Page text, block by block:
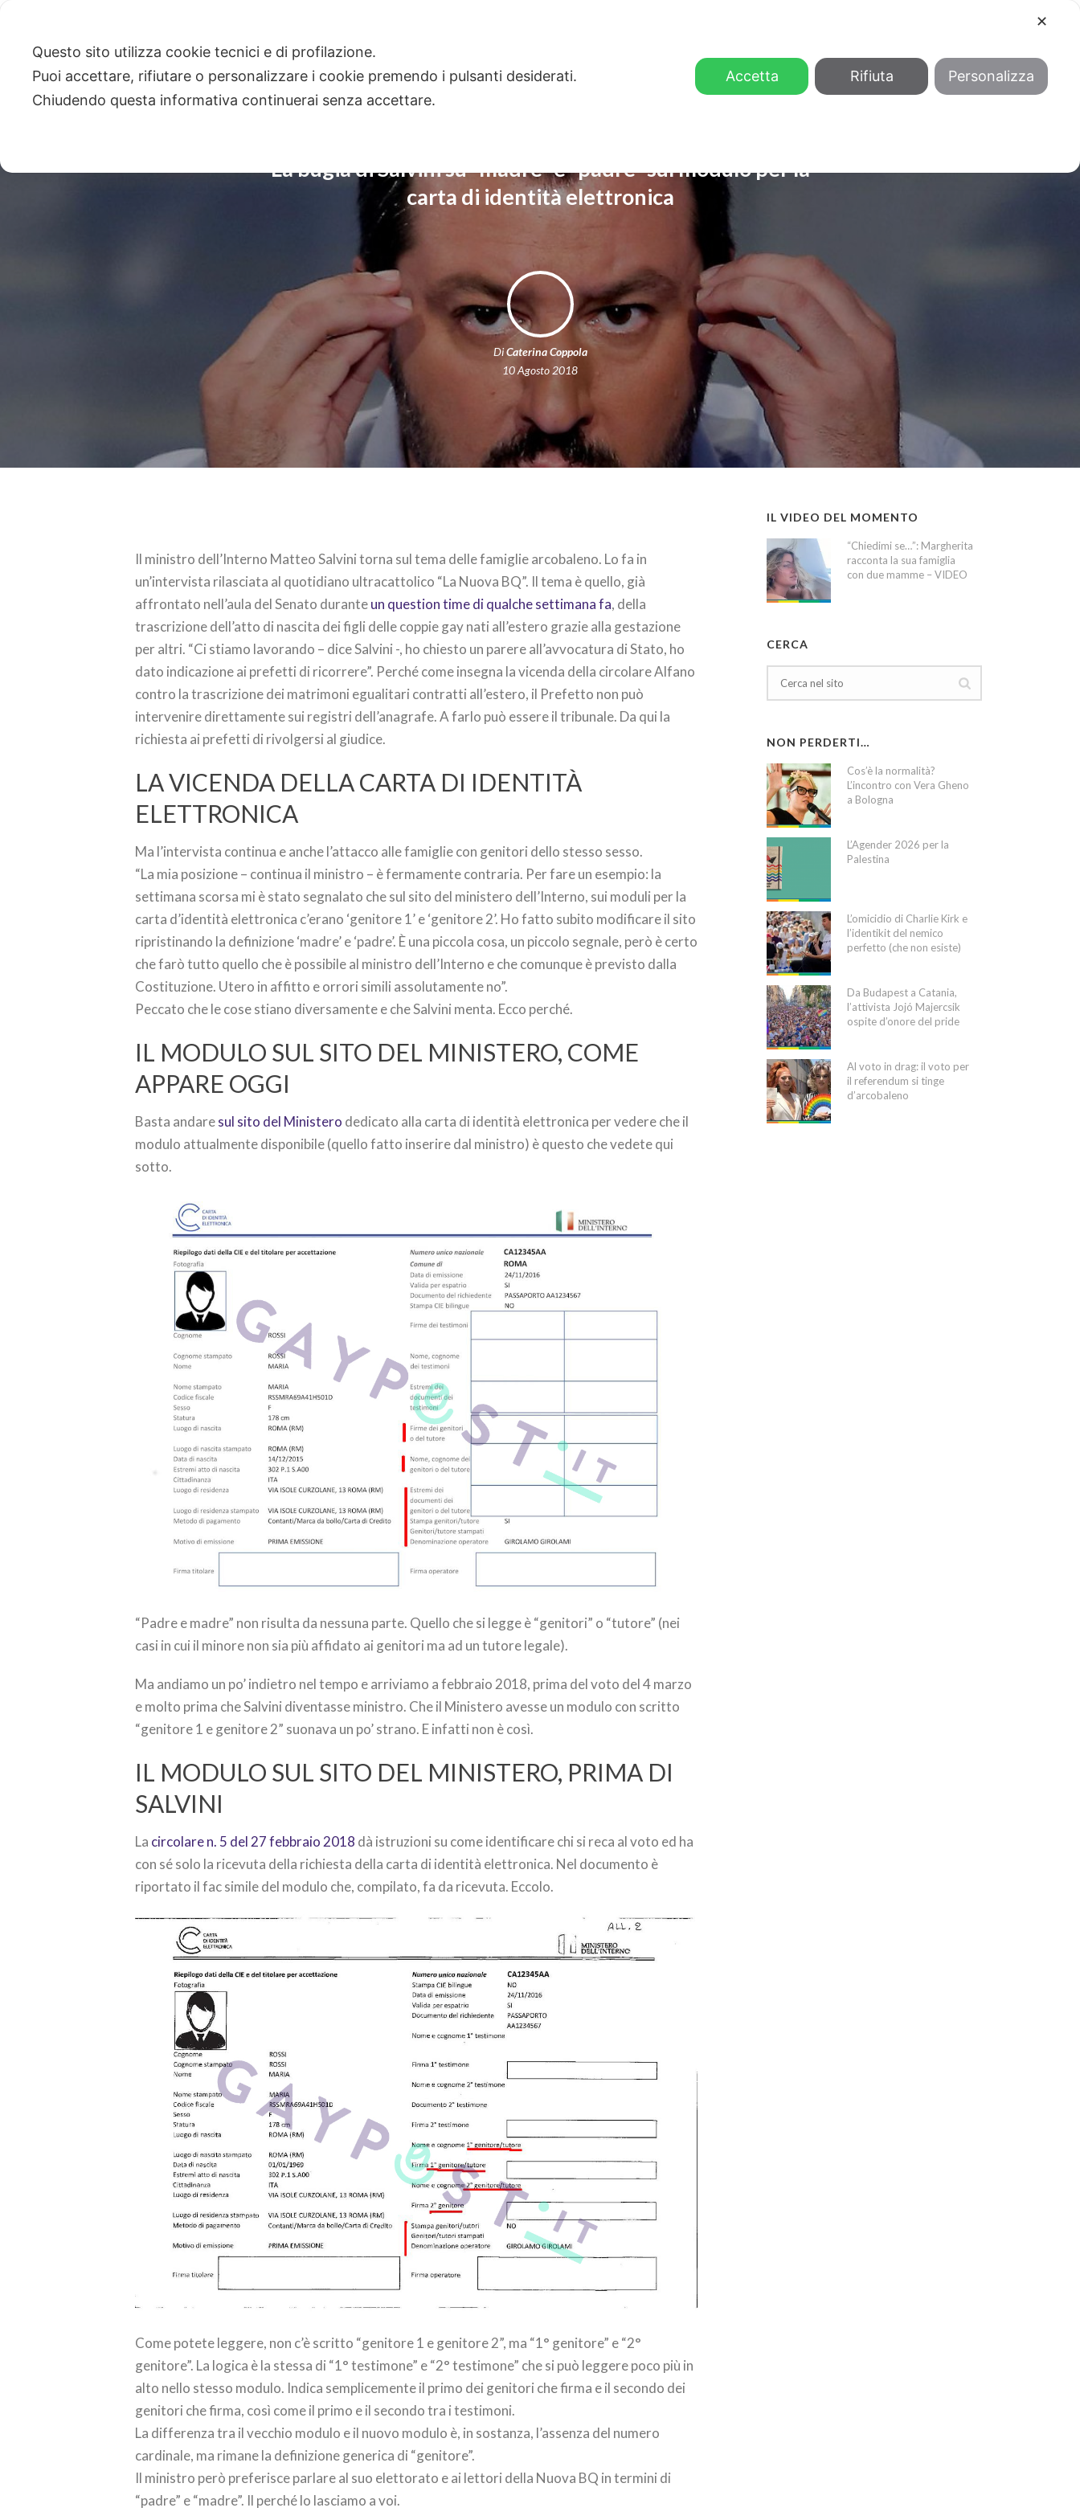
La bugia di Salvini su “madre” e “padre” sul modulo per la
carta di identità elettronica
DiCaterina Coppola
10 Agosto 2018
Il ministro dell’Interno Matteo Salvini torna sul tema delle famiglie arcobaleno. Lo fa in
un’intervista rilasciata al quotidiano ultracattolico “La Nuova BQ”. Il tema è quello, già
affrontato nell’aula del Senato duranteun question time di qualche settimana fa, della
trascrizione dell’atto di nascita dei figli delle coppie gay nati all’estero grazie alla gestazione
per altri. “Ci stiamo lavorando – dice Salvini -, ho chiesto un parere all’avvocatura di Stato, ho
dato indicazione ai prefetti di ricorrere”. Perché come insegna la vicenda della circolare Alfano
contro la trascrizione dei matrimoni egualitari contratti all’estero, il Prefetto non può
intervenire direttamente sui registri dell’anagrafe. A farlo può essere il tribunale. Da qui la
richiesta ai prefetti di rivolgersi al giudice.
LA VICENDA DELLA CARTA DI IDENTITÀ
ELETTRONICA
Ma l’intervista continua e anche l’attacco alle famiglie con genitori dello stesso sesso.
“La mia posizione – continua il ministro – è fermamente contraria. Per fare un esempio: la
settimana scorsa mi è stato segnalato che sul sito del ministero dell’Interno, sui moduli per la
carta d’identità elettronica c’erano ‘genitore 1’ e ‘genitore 2’. Ho fatto subito modificare il sito
ripristinando la definizione ‘madre’ e ‘padre’. È una piccola cosa, un piccolo segnale, però è certo
che farò tutto quello che è possibile al ministro dell’Interno e che comunque è previsto dalla
Costituzione. Utero in affitto e orrori simili assolutamente no”.
Peccato che le cose stiano diversamente e che Salvini menta. Ecco perché.
IL MODULO SUL SITO DEL MINISTERO, COME
APPARE OGGI
Basta andaresul sito del Ministero dedicato alla carta di identità elettronica per vedere che il
modulo attualmente disponibile (quello fatto inserire dal ministro) è questo che vedete qui
sotto.
“Padre e madre” non risulta da nessuna parte. Quello che si legge è “genitori” o “tutore” (nei
casi in cui il minore non sia più affidato ai genitori ma ad un tutore legale).
Ma andiamo un po’ indietro nel tempo e arriviamo a febbraio 2018, prima del voto del 4 marzo
e molto prima che Salvini diventasse ministro. Che il Ministero avesse un modulo con scritto
“genitore 1 e genitore 2” suonava un po’ strano. E infatti non è così.
IL MODULO SUL SITO DEL MINISTERO, PRIMA DI
SALVINI
La circolare n. 5 del 27 febbraio 2018 dà istruzioni su come identificare chi si reca al voto ed ha
con sé solo la ricevuta della richiesta della carta di identità elettronica. Nel documento è
riportato il fac simile del modulo che, compilato, fa da ricevuta. Eccolo.
Come potete leggere, non c’è scritto “genitore 1 e genitore 2”, ma “1° genitore” e “2°
genitore”. La logica è la stessa di “1° testimone” e “2° testimone” che si può leggere poco più in
alto nello stesso modulo. Indica semplicemente il primo dei genitori che firma e il secondo dei
genitori che firma, così come il primo e il secondo tra i testimoni.
La differenza tra il vecchio modulo e il nuovo modulo è, in sostanza, l’assenza del numero
cardinale, ma rimane la definizione generica di “genitore”.
Il ministro però preferisce parlare al suo elettorato e ai lettori della Nuova BQ in termini di
“padre” e “madre”. Il perché lo lasciamo a voi.
IL VIDEO DEL MOMENTO
“Chiedimi se…”: Margherita
racconta la sua famiglia
con due mamme – VIDEO
CERCA
NON PERDERTI…
Cos’è la normalità?
L’incontro con Vera Gheno
a Bologna
L’Agender 2026 per la
Palestina
L’omicidio di Charlie Kirk e
l’identikit del nemico
perfetto (che non esiste)
Da Budapest a Catania,
l’attivista Jojó Majercsik
ospite d’onore del pride
Al voto in drag: il voto per
il referendum si tinge
d’arcobaleno
✕
Questo sito utilizza cookie tecnici e di profilazione.
Puoi accettare, rifiutare o personalizzare i cookie premendo i pulsanti desiderati.
Chiudendo questa informativa continuerai senza accettare.
Accetta Rifiuta Personalizza